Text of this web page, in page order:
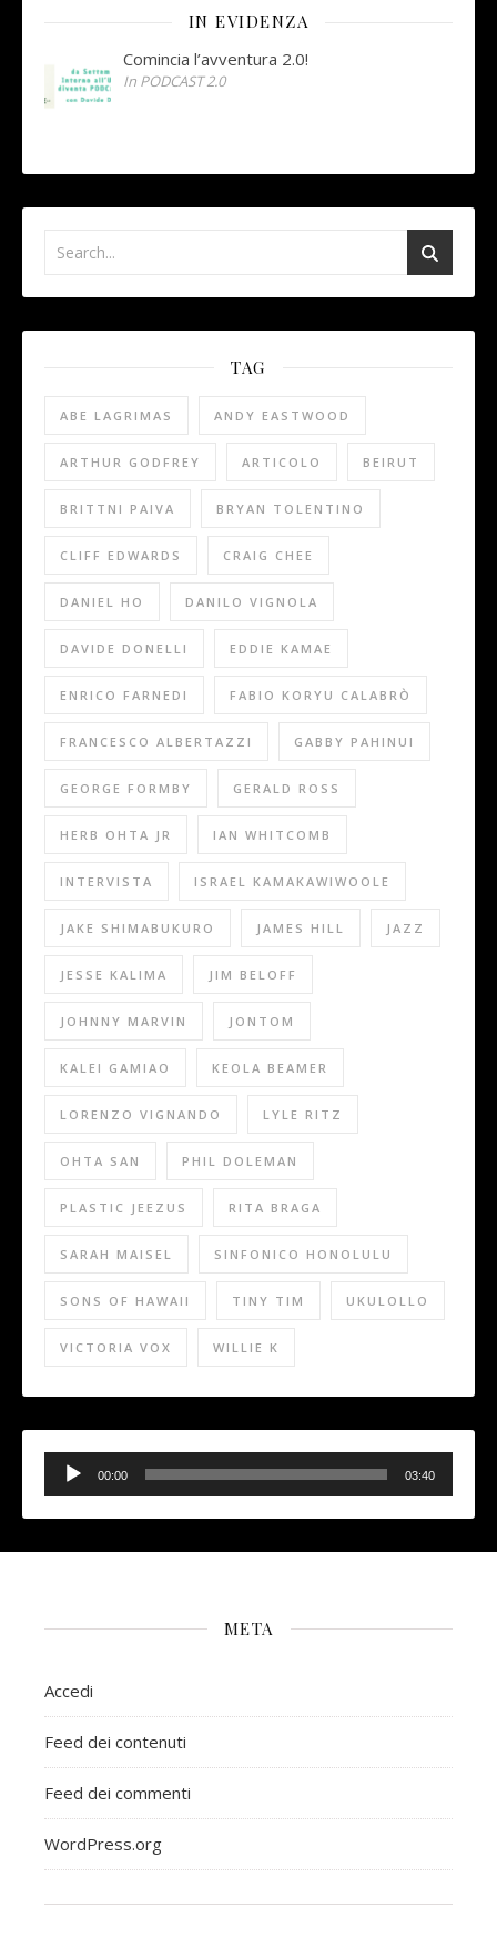
IN EVIDENZA
Comincia l’avventura 2.0!
In PODCAST 2.0
TAG
ABE LAGRIMAS ANDY EASTWOOD
ARTHUR GODFREY ARTICOLO BEIRUT
BRITTNI PAIVA BRYAN TOLENTINO
CLIFF EDWARDS CRAIG CHEE
DANIEL HO DANILO VIGNOLA
DAVIDE DONELLI EDDIE KAMAE
ENRICO FARNEDI FABIO KORYU CALABRÒ
FRANCESCO ALBERTAZZI GABBY PAHINUI
GEORGE FORMBY GERALD ROSS
HERB OHTA JR IAN WHITCOMB
INTERVISTA ISRAEL KAMAKAWIWOOLE
JAKE SHIMABUKURO JAMES HILL JAZZ
JESSE KALIMA JIM BELOFF
JOHNNY MARVIN JONTOM
KALEI GAMIAO KEOLA BEAMER
LORENZO VIGNANDO LYLE RITZ
OHTA SAN PHIL DOLEMAN
PLASTIC JEEZUS RITA BRAGA
SARAH MAISEL SINFONICO HONOLULU
SONS OF HAWAII TINY TIM UKULOLLO
VICTORIA VOX WILLIE K
Audio
Player
00:00 03:40
META
Accedi
Feed dei contenuti
Feed dei commenti
WordPress.org